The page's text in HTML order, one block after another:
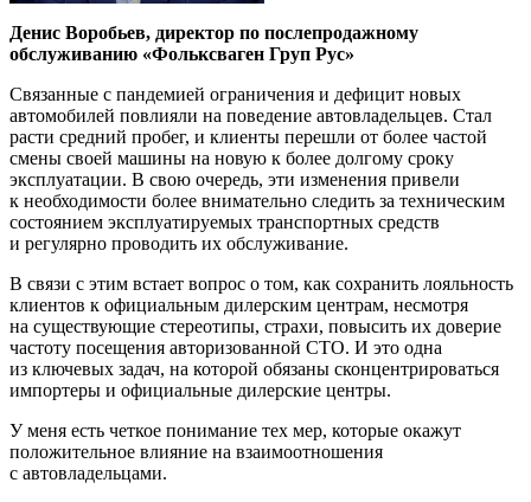
Денис Воробьев, директор по после­продажному
обслуживанию «Фольксваген Груп Рус»
Связанные с пандемией ограничения и дефицит новых
автомобилей повлияли на поведение автовладельцев. Стал
расти средний пробег, и клиенты перешли от более частой
смены своей машины на новую к более долгому сроку
эксплуата­ции. В свою очередь, эти изменения при­вели
к необходимости более внимательно следить за техническим
состоянием экс­плуатируемых транспортных средств
и регулярно проводить их обслуживание.
В связи с этим встает вопрос о том, как сохранить лояльность
клиентов к официальным дилерским центрам, несмотря
на существующие стереотипы, страхи, повысить их доверие
частоту посещения авторизованной СТО. И это одна
из ключе­вых задач, на которой обязаны сконцен­трироваться
импортеры и официальные дилерские центры.
У меня есть четкое понимание тех мер, которые окажут
положительное влияние на взаимоотношения
с автовладельцами.